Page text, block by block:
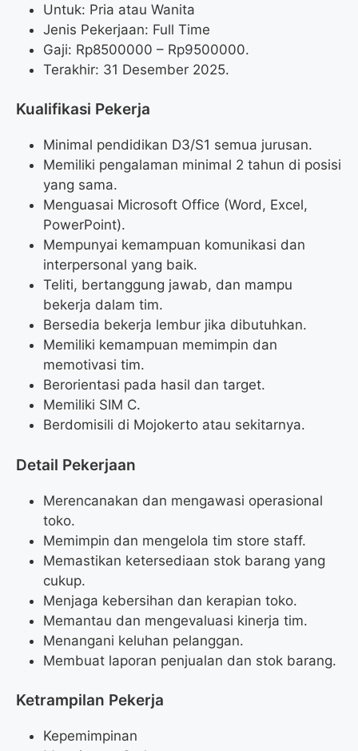
Untuk: Pria atau Wanita
Jenis Pekerjaan: Full Time
Gaji: Rp8500000 – Rp9500000.
Terakhir: 31 Desember 2025.
Kualifikasi Pekerja
Minimal pendidikan D3/S1 semua jurusan.
Memiliki pengalaman minimal 2 tahun di posisi
yang sama.
Menguasai Microsoft Office (Word, Excel,
PowerPoint).
Mempunyai kemampuan komunikasi dan
interpersonal yang baik.
Teliti, bertanggung jawab, dan mampu
bekerja dalam tim.
Bersedia bekerja lembur jika dibutuhkan.
Memiliki kemampuan memimpin dan
memotivasi tim.
Berorientasi pada hasil dan target.
Memiliki SIM C.
Berdomisili di Mojokerto atau sekitarnya.
Detail Pekerjaan
Merencanakan dan mengawasi operasional
toko.
Memimpin dan mengelola tim store staff.
Memastikan ketersediaan stok barang yang
cukup.
Menjaga kebersihan dan kerapian toko.
Memantau dan mengevaluasi kinerja tim.
Menangani keluhan pelanggan.
Membuat laporan penjualan dan stok barang.
Ketrampilan Pekerja
Kepemimpinan